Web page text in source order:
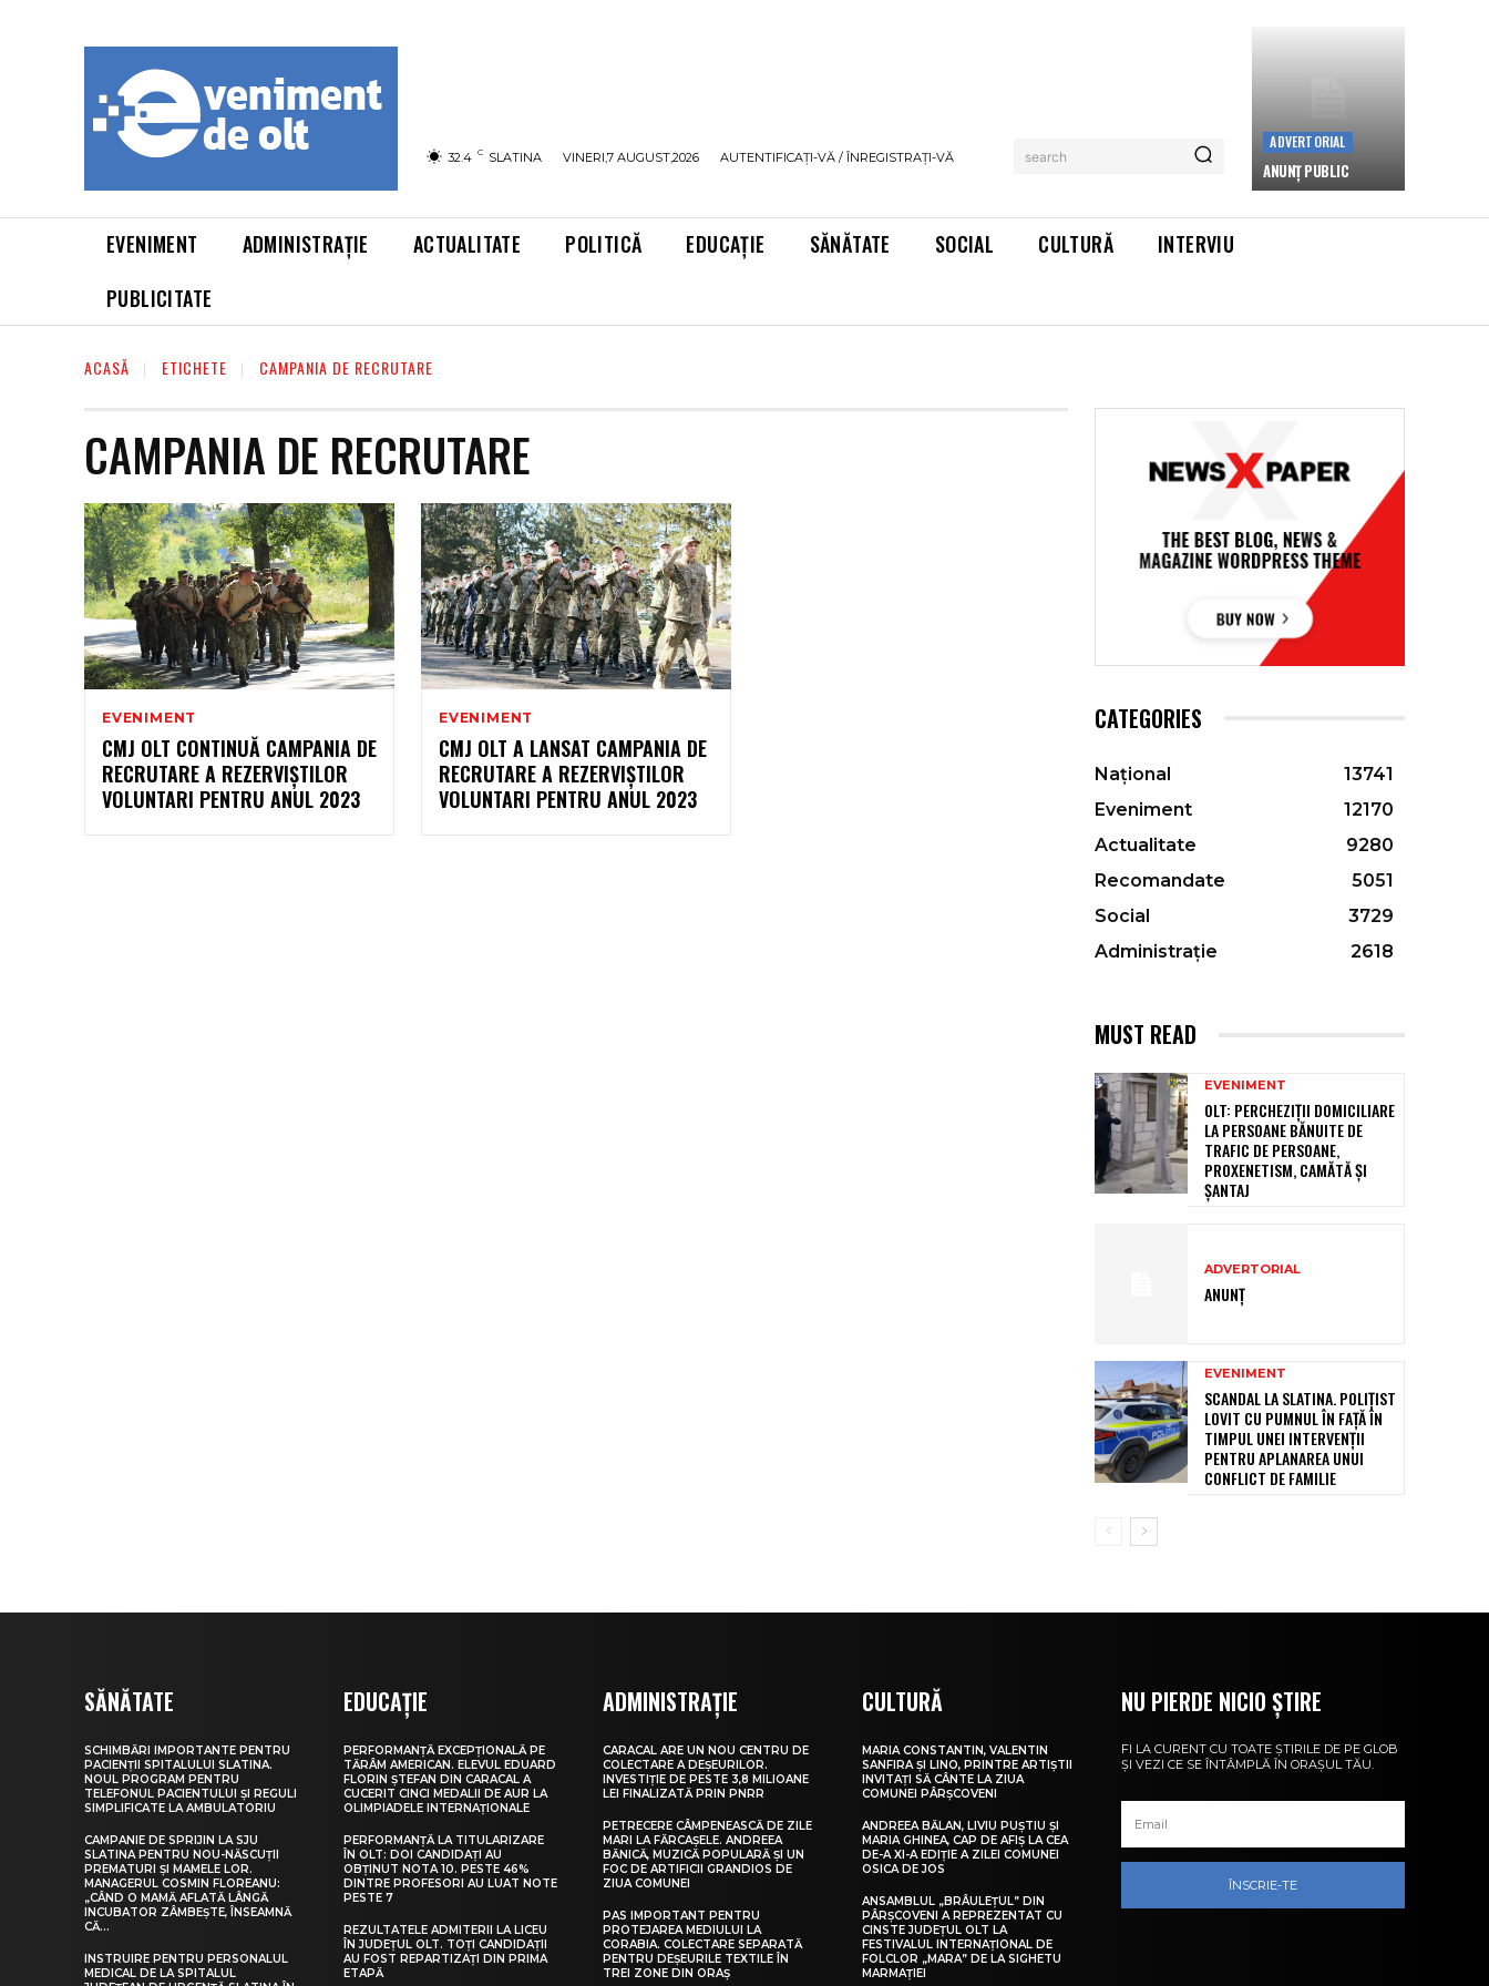
32.4 C SLATINA VINERI,7 AUGUST,2026 AUTENTIFICAȚI-VĂ / ÎNREGISTRAȚI-VĂ search
ADVERTORIAL
ANUNȚ PUBLIC
EVENIMENT ADMINISTRAȚIE ACTUALITATE POLITICĂ EDUCAȚIE SĂNĂTATE SOCIAL CULTURĂ
INTERVIU
PUBLICITATE
ACASĂ ETICHETE CAMPANIA DE RECRUTARE
CAMPANIA DE RECRUTARE
EVENIMENT
CMJ OLT CONTINUĂ CAMPANIA DE
RECRUTARE A REZERVIȘTILOR
VOLUNTARI PENTRU ANUL 2023
EVENIMENT
CMJ OLT A LANSAT CAMPANIA DE
RECRUTARE A REZERVIȘTILOR
VOLUNTARI PENTRU ANUL 2023
CATEGORIES
Național
13741
Eveniment
12170
Actualitate
9280
Recomandate
5051
Social
3729
Administrație
2618
MUST READ
EVENIMENT
OLT: PERCHEZIŢII DOMICILIARE
LA PERSOANE BĂNUITE DE
TRAFIC DE PERSOANE,
PROXENETISM, CAMĂTĂ ŞI
ŞANTAJ
ADVERTORIAL
ANUNȚ
EVENIMENT
SCANDAL LA SLATINA. POLIȚIST
LOVIT CU PUMNUL ÎN FAȚĂ ÎN
TIMPUL UNEI INTERVENȚII
PENTRU APLANAREA UNUI
CONFLICT DE FAMILIE
SĂNĂTATE
SCHIMBĂRI IMPORTANTE PENTRU
PACIENȚII SPITALULUI SLATINA.
NOUL PROGRAM PENTRU
TELEFONUL PACIENTULUI ȘI REGULI
SIMPLIFICATE LA AMBULATORIU
CAMPANIE DE SPRIJIN LA SJU
SLATINA PENTRU NOU-NĂSCUȚII
PREMATURI ȘI MAMELE LOR.
MANAGERUL COSMIN FLOREANU:
„CÂND O MAMĂ AFLATĂ LÂNGĂ
INCUBATOR ZÂMBEȘTE, ÎNSEAMNĂ
CĂ...
INSTRUIRE PENTRU PERSONALUL
MEDICAL DE LA SPITALUL
EDUCAȚIE
PERFORMANȚĂ EXCEPȚIONALĂ PE
TĂRÂM AMERICAN. ELEVUL EDUARD
FLORIN ȘTEFAN DIN CARACAL A
CUCERIT CINCI MEDALII DE AUR LA
OLIMPIADELE INTERNAȚIONALE
PERFORMANȚĂ LA TITULARIZARE
ÎN OLT: DOI CANDIDAȚI AU
OBȚINUT NOTA 10. PESTE 46%
DINTRE PROFESORI AU LUAT NOTE
PESTE 7
REZULTATELE ADMITERII LA LICEU
ÎN JUDEȚUL OLT. TOȚI CANDIDAȚII
AU FOST REPARTIZAȚI DIN PRIMA
ETAPĂ
ADMINISTRAȚIE
CARACAL ARE UN NOU CENTRU DE
COLECTARE A DEȘEURILOR.
INVESTIȚIE DE PESTE 3,8 MILIOANE
LEI FINALIZATĂ PRIN PNRR
PETRECERE CÂMPENEASCĂ DE ZILE
MARI LA FĂRCAȘELE. ANDREEA
BĂNICĂ, MUZICĂ POPULARĂ ȘI UN
FOC DE ARTIFICII GRANDIOS DE
ZIUA COMUNEI
PAS IMPORTANT PENTRU
PROTEJAREA MEDIULUI LA
CORABIA. COLECTARE SEPARATĂ
PENTRU DEȘEURILE TEXTILE ÎN
TREI ZONE DIN ORAȘ
CULTURĂ
MARIA CONSTANTIN, VALENTIN
SANFIRA ȘI LINO, PRINTRE ARTIȘTII
INVITAȚI SĂ CÂNTE LA ZIUA
COMUNEI PÂRȘCOVENI
ANDREEA BĂLAN, LIVIU PUȘTIU ȘI
MARIA GHINEA, CAP DE AFIȘ LA CEA
DE-A XI-A EDIȚIE A ZILEI COMUNEI
OSICA DE JOS
ANSAMBLUL „BRÂULEȚUL” DIN
PÂRȘCOVENI A REPREZENTAT CU
CINSTE JUDEȚUL OLT LA
FESTIVALUL INTERNAȚIONAL DE
FOLCLOR „MARA” DE LA SIGHETU
MARMAȚIEI
NU PIERDE NICIO ȘTIRE
FI LA CURENT CU TOATE ȘTIRILE DE PE GLOB
ȘI VEZI CE SE ÎNTÂMPLĂ ÎN ORAȘUL TĂU.
ÎNSCRIE-TE